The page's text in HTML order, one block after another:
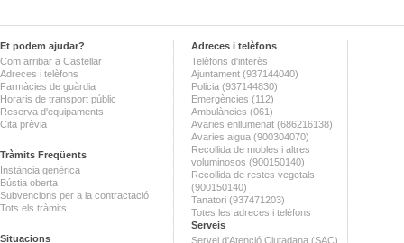
Et podem ajudar?
Com arribar a Castellar
Adreces i telèfons
Farmàcies de guàrdia
Horaris de transport públic
Reserva d'equipaments
Cita prèvia
Tràmits Freqüents
Instància genèrica
Bústia oberta
Subvencions per a la contractació
Tots els tràmits
Situacions
Adreces i telèfons
Telèfons d'interès
Ajuntament (937144040)
Policia (937144830)
Emergències (112)
Ambulàncies (061)
Avaries enllumenat (686216138)
Avaries aigua (900304070)
Recollida de mobles i altres
voluminosos (900150140)
Recollida de restes vegetals
(900150140)
Tanatori (937471203)
Totes les adreces i telèfons
Serveis
Servei d'Atenció Ciutadana (SAC)